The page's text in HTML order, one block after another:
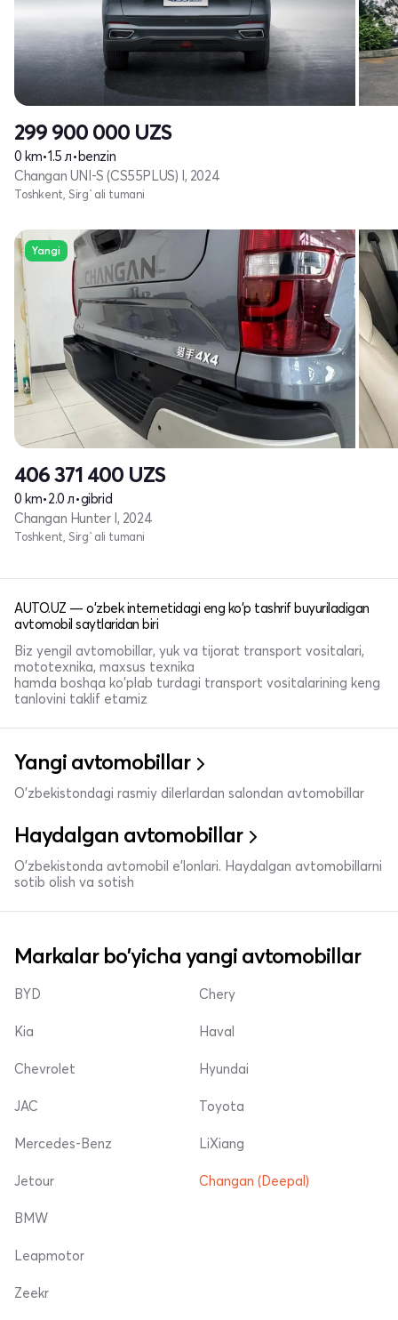
299 900 000 UZS
0 km•1.5 л•benzin
Changan UNI-S (CS55PLUS) I, 2024
Toshkent, Sirg`ali tumani
Yangi
406 371 400 UZS
0 km•2.0 л•gibrid
Changan Hunter I, 2024
Toshkent, Sirg`ali tumani
AUTO.UZ — o'zbek internetidagi eng ko'p tashrif buyuriladigan
avtomobil saytlaridan biri
Biz yengil avtomobillar, yuk va tijorat transport vositalari,
mototexnika, maxsus texnika
hamda boshqa ko'plab turdagi transport vositalarining keng
tanlovini taklif etamiz
Yangi avtomobillar
O'zbekistondagi rasmiy dilerlardan salondan avtomobillar
Haydalgan avtomobillar
O'zbekistonda avtomobil e’lonlari. Haydalgan avtomobillarni
sotib olish va sotish
Markalar bo'yicha yangi avtomobillar
BYD
Kia
Chevrolet
Chery
Haval
Hyundai
JAC
Mercedes-Benz
Jetour
Toyota
LiXiang
Changan (Deepal)
BMW
Leapmotor
Zeekr